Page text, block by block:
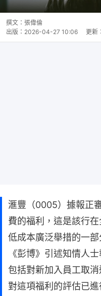
撰文： 張偉倫
出版： 2026-04-27 10:06 更新：
滙豐（0005）據報正
費的福利，這是該行
低成本廣泛舉措的一部
《彭博》引述知情人
包括對新加入員工取
對這項福利的評估已